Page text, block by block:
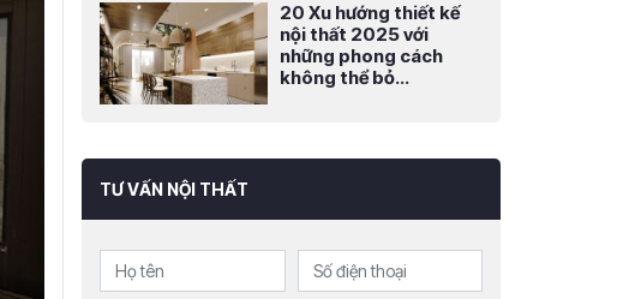
20 Xu hướng thiết kế
nội thất 2025 với
những phong cách
không thể bỏ...
TƯ VẤN NỘI THẤT